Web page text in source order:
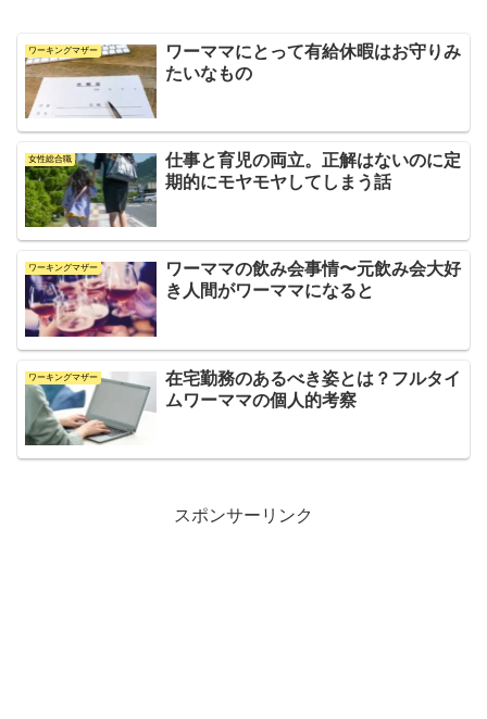
ワーキングマザー
ワーママにとって有給休暇はお守りみ
たいなもの
女性総合職
仕事と育児の両立。正解はないのに定
期的にモヤモヤしてしまう話
ワーキングマザー
ワーママの飲み会事情〜元飲み会大好
き人間がワーママになると
ワーキングマザー
在宅勤務のあるべき姿とは？フルタイ
ムワーママの個人的考察
スポンサーリンク